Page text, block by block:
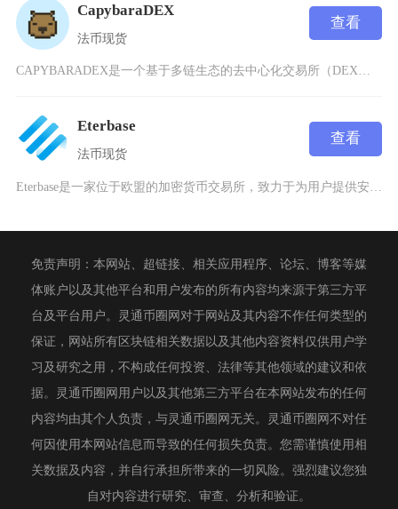
CapybaraDEX
法币现货
查看
CAPYBARADEX是一个基于多链生态的去中心化交易所（DEX），专注于重构Web3金融
Eterbase
法币现货
查看
Eterbase是一家位于欧盟的加密货币交易所，致力于为用户提供安全、合规的数字资产交易服
免责声明：本网站、超链接、相关应用程序、论坛、博客等媒
体账户以及其他平台和用户发布的所有内容均来源于第三方平
台及平台用户。灵通币圈网对于网站及其内容不作任何类型的
保证，网站所有区块链相关数据以及其他内容资料仅供用户学
习及研究之用，不构成任何投资、法律等其他领域的建议和依
据。灵通币圈网用户以及其他第三方平台在本网站发布的任何
内容均由其个人负责，与灵通币圈网无关。灵通币圈网不对任
何因使用本网站信息而导致的任何损失负责。您需谨慎使用相
关数据及内容，并自行承担所带来的一切风险。强烈建议您独
自对内容进行研究、审查、分析和验证。